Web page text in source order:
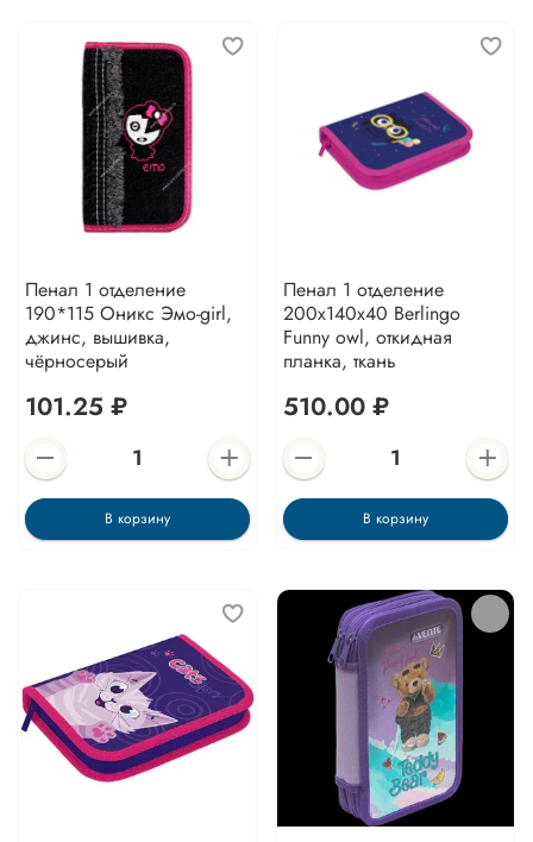
Пенал 1 отделение
190*115 Оникс Эмо-girl,
джинс, вышивка,
чёрносерый
101.25 ₽
В корзину
Пенал 1 отделение
200х140х40 Berlingo
Funny owl, откидная
планка, ткань
510.00 ₽
В корзину